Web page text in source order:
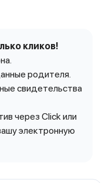
кликов!
родителя.
свидетельства
через Click или
электронную